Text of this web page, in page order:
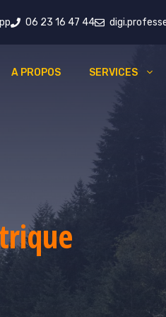
06 23 16 47 44
A PROPOS SERVICES